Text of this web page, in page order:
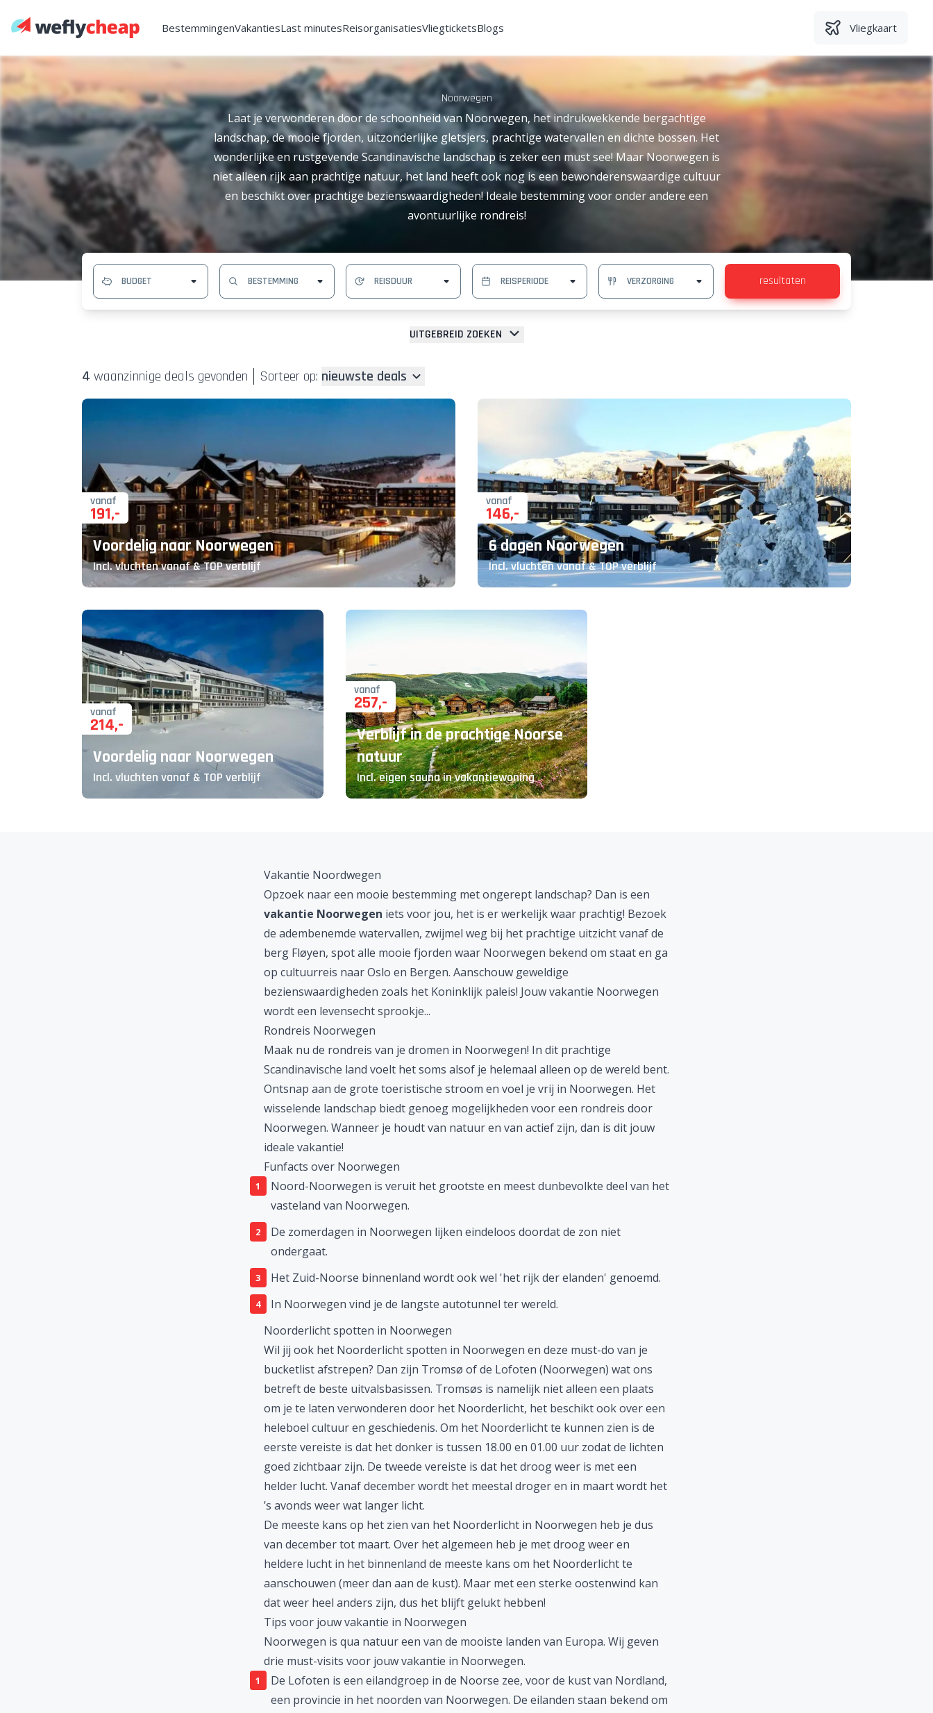
BestemmingenVakantiesLast minutesReisorganisatiesVliegticketsBlogs Vliegkaart
Noorwegen
Laat je verwonderen door de schoonheid van Noorwegen, het indrukwekkende bergachtige
landschap, de mooie fjorden, uitzonderlijke gletsjers, prachtige watervallen en dichte bossen. Het
wonderlijke en rustgevende Scandinavische landschap is zeker een must see! Maar Noorwegen is
niet alleen rijk aan prachtige natuur, het land heeft ook nog is een bewonderenswaardige cultuur
en beschikt over prachtige bezienswaardigheden! Ideale bestemming voor onder andere een
avontuurlijke rondreis!
resultaten
UITGEBREID ZOEKEN
4 waanzinnige deals gevonden Sorteer op: nieuwste deals
vanaf
191,-
Voordelig naar Noorwegen
Incl. vluchten vanaf & TOP verblijf
vanaf
146,-
6 dagen Noorwegen
Incl. vluchten vanaf & TOP verblijf
vanaf
214,-
Voordelig naar Noorwegen
Incl. vluchten vanaf & TOP verblijf
vanaf
257,-
Verblijf in de prachtige Noorse
natuur
Incl. eigen sauna in vakantiewoning
Vakantie Noordwegen
Opzoek naar een mooie bestemming met ongerept landschap? Dan is een
vakantie Noorwegen iets voor jou, het is er werkelijk waar prachtig! Bezoek
de adembenemde watervallen, zwijmel weg bij het prachtige uitzicht vanaf de
berg Fløyen, spot alle mooie fjorden waar Noorwegen bekend om staat en ga
op cultuurreis naar Oslo en Bergen. Aanschouw geweldige
bezienswaardigheden zoals het Koninklijk paleis! Jouw vakantie Noorwegen
wordt een levensecht sprookje...
Rondreis Noorwegen
Maak nu de rondreis van je dromen in Noorwegen! In dit prachtige
Scandinavische land voelt het soms alsof je helemaal alleen op de wereld bent.
Ontsnap aan de grote toeristische stroom en voel je vrij in Noorwegen. Het
wisselende landschap biedt genoeg mogelijkheden voor een rondreis door
Noorwegen. Wanneer je houdt van natuur en van actief zijn, dan is dit jouw
ideale vakantie!
Funfacts over Noorwegen
Noord-Noorwegen is veruit het grootste en meest dunbevolkte deel van het
vasteland van Noorwegen.
De zomerdagen in Noorwegen lijken eindeloos doordat de zon niet
ondergaat.
Het Zuid-Noorse binnenland wordt ook wel 'het rijk der elanden' genoemd.
In Noorwegen vind je de langste autotunnel ter wereld.
Noorderlicht spotten in Noorwegen
Wil jij ook het Noorderlicht spotten in Noorwegen en deze must-do van je
bucketlist afstrepen? Dan zijn Tromsø of de Lofoten (Noorwegen) wat ons
betreft de beste uitvalsbasissen. Tromsøs is namelijk niet alleen een plaats
om je te laten verwonderen door het Noorderlicht, het beschikt ook over een
heleboel cultuur en geschiedenis. Om het Noorderlicht te kunnen zien is de
eerste vereiste is dat het donker is tussen 18.00 en 01.00 uur zodat de lichten
goed zichtbaar zijn. De tweede vereiste is dat het droog weer is met een
helder lucht. Vanaf december wordt het meestal droger en in maart wordt het
’s avonds weer wat langer licht.
De meeste kans op het zien van het Noorderlicht in Noorwegen heb je dus
van december tot maart. Over het algemeen heb je met droog weer en
heldere lucht in het binnenland de meeste kans om het Noorderlicht te
aanschouwen (meer dan aan de kust). Maar met een sterke oostenwind kan
dat weer heel anders zijn, dus het blijft gelukt hebben!
Tips voor jouw vakantie in Noorwegen
Noorwegen is qua natuur een van de mooiste landen van Europa. Wij geven
drie must-visits voor jouw vakantie in Noorwegen.
De Lofoten is een eilandgroep in de Noorse zee, voor de kust van Nordland,
een provincie in het noorden van Noorwegen. De eilanden staan bekend om